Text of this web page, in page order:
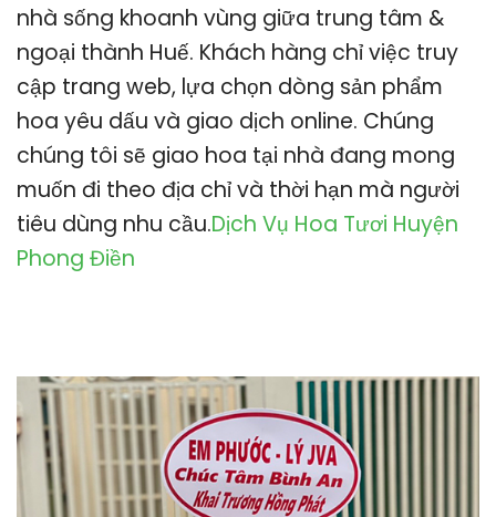
nhà sống khoanh vùng giữa trung tâm &
ngoại thành Huế. Khách hàng chỉ việc truy
cập trang web, lựa chọn dòng sản phẩm
hoa yêu dấu và giao dịch online. Chúng
chúng tôi sẽ giao hoa tại nhà đang mong
muốn đi theo địa chỉ và thời hạn mà người
tiêu dùng nhu cầu.Dịch Vụ Hoa Tươi Huyện
Phong Điền